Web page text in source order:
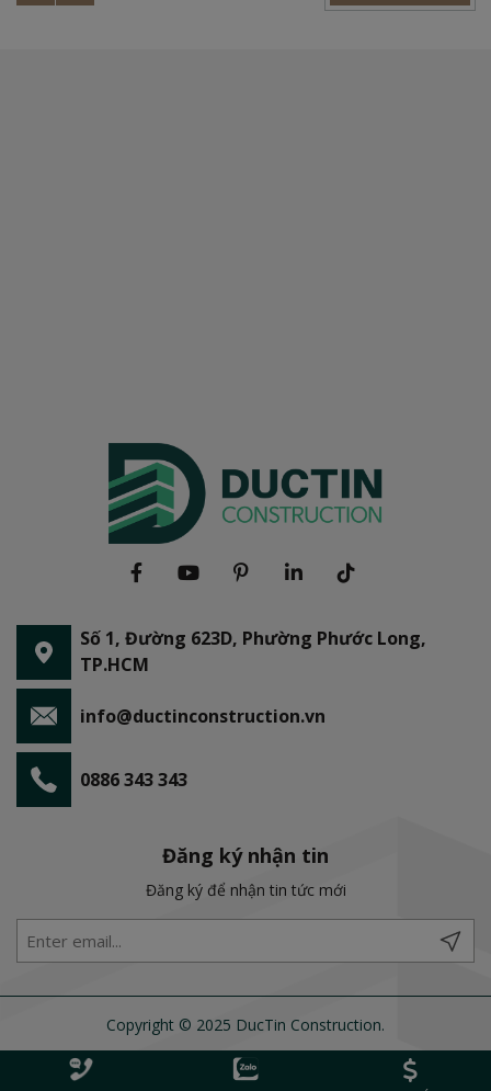
Số 1, Đường 623D, Phường Phước Long,
TP.HCM
info@ductinconstruction.vn
0886 343 343
Đăng ký nhận tin
Đăng ký để nhận tin tức mới
Copyright © 2025 DucTin Construction.